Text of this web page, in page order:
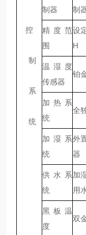
控
制
系
统
制器
制
精度范
围
设
H
温湿度
传感器
铂
加热系
统
全
加湿系
统
外
器
供水系
统
加
用
黑板温
度
双